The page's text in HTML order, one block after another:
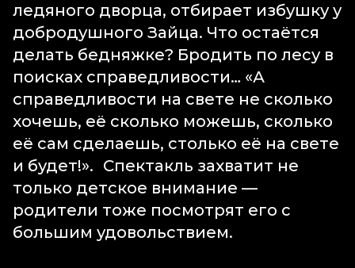
ледяного дворца, отбирает избушку у
добродушного Зайца. Что остаётся
делать бедняжке? Бродить по лесу в
поисках справедливости… «А
справедливости на свете не сколько
хочешь, её сколько можешь, сколько
её сам сделаешь, столько её на свете
и будет!». Спектакль захватит не
только детское внимание —
родители тоже посмотрят его с
большим удовольствием.